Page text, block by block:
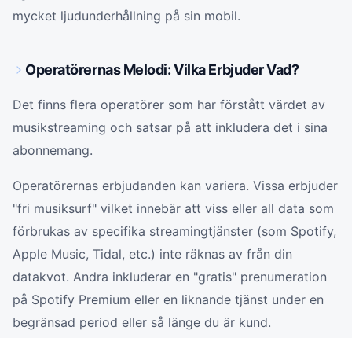
mycket ljudunderhållning på sin mobil.
Operatörernas Melodi: Vilka Erbjuder Vad?
Det finns flera operatörer som har förstått värdet av
musikstreaming och satsar på att inkludera det i sina
abonnemang.
Operatörernas erbjudanden kan variera. Vissa erbjuder
"fri musiksurf" vilket innebär att viss eller all data som
förbrukas av specifika streamingtjänster (som Spotify,
Apple Music, Tidal, etc.) inte räknas av från din
datakvot. Andra inkluderar en "gratis" prenumeration
på Spotify Premium eller en liknande tjänst under en
begränsad period eller så länge du är kund.